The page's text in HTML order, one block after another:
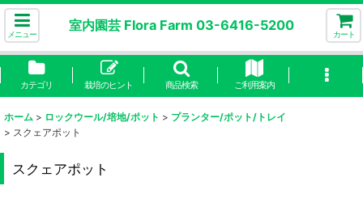
メニュー
室内園芸 Flora Farm 03-6416-5200
カート
カテゴリ 栽培のヒント 商品検索 ご利用案内
ホーム > ロックウール/培地/ポット > プランター/ポット/トレイ
> スクェアポット
スクェアポット